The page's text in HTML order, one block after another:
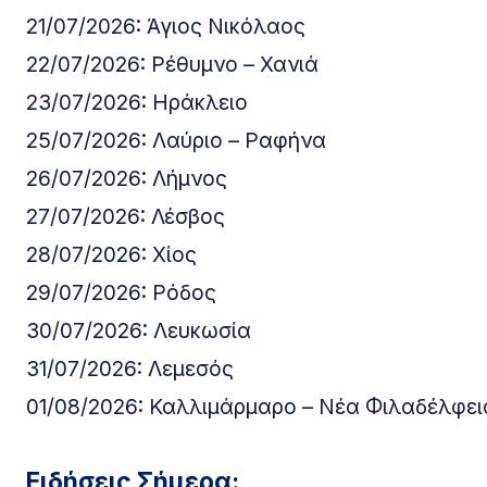
21/07/2026: Άγιος Νικόλαος
22/07/2026: Ρέθυμνο – Χανιά
23/07/2026: Ηράκλειο
25/07/2026: Λαύριο – Ραφήνα
26/07/2026: Λήμνος
27/07/2026: Λέσβος
28/07/2026: Χίος
29/07/2026: Ρόδος
30/07/2026: Λευκωσία
31/07/2026: Λεμεσός
01/08/2026: Καλλιμάρμαρο – Νέα